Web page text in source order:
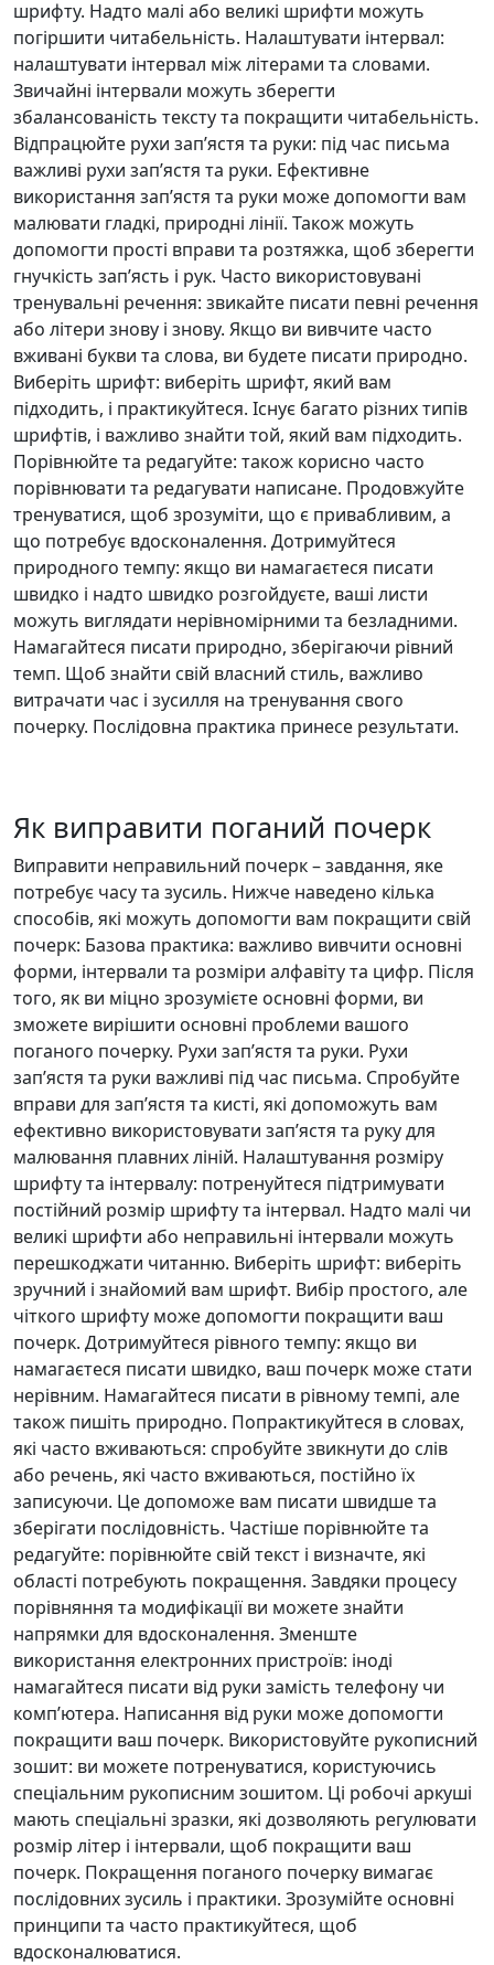
шрифту. Надто малі або великі шрифти можуть
погіршити читабельність. Налаштувати інтервал:
налаштувати інтервал між літерами та словами.
Звичайні інтервали можуть зберегти
збалансованість тексту та покращити читабельність.
Відпрацюйте рухи зап’ястя та руки: під час письма
важливі рухи зап’ястя та руки. Ефективне
використання зап’ястя та руки може допомогти вам
малювати гладкі, природні лінії. Також можуть
допомогти прості вправи та розтяжка, щоб зберегти
гнучкість зап’ясть і рук. Часто використовувані
тренувальні речення: звикайте писати певні речення
або літери знову і знову. Якщо ви вивчите часто
вживані букви та слова, ви будете писати природно.
Виберіть шрифт: виберіть шрифт, який вам
підходить, і практикуйтеся. Існує багато різних типів
шрифтів, і важливо знайти той, який вам підходить.
Порівнюйте та редагуйте: також корисно часто
порівнювати та редагувати написане. Продовжуйте
тренуватися, щоб зрозуміти, що є привабливим, а
що потребує вдосконалення. Дотримуйтеся
природного темпу: якщо ви намагаєтеся писати
швидко і надто швидко розгойдуєте, ваші листи
можуть виглядати нерівномірними та безладними.
Намагайтеся писати природно, зберігаючи рівний
темп. Щоб знайти свій власний стиль, важливо
витрачати час і зусилля на тренування свого
почерку. Послідовна практика принесе результати.
Як виправити поганий почерк
Виправити неправильний почерк – завдання, яке
потребує часу та зусиль. Нижче наведено кілька
способів, які можуть допомогти вам покращити свій
почерк: Базова практика: важливо вивчити основні
форми, інтервали та розміри алфавіту та цифр. Після
того, як ви міцно зрозумієте основні форми, ви
зможете вирішити основні проблеми вашого
поганого почерку. Рухи зап’ястя та руки. Рухи
зап’ястя та руки важливі під час письма. Спробуйте
вправи для зап’ястя та кисті, які допоможуть вам
ефективно використовувати зап’ястя та руку для
малювання плавних ліній. Налаштування розміру
шрифту та інтервалу: потренуйтеся підтримувати
постійний розмір шрифту та інтервал. Надто малі чи
великі шрифти або неправильні інтервали можуть
перешкоджати читанню. Виберіть шрифт: виберіть
зручний і знайомий вам шрифт. Вибір простого, але
чіткого шрифту може допомогти покращити ваш
почерк. Дотримуйтеся рівного темпу: якщо ви
намагаєтеся писати швидко, ваш почерк може стати
нерівним. Намагайтеся писати в рівному темпі, але
також пишіть природно. Попрактикуйтеся в словах,
які часто вживаються: спробуйте звикнути до слів
або речень, які часто вживаються, постійно їх
записуючи. Це допоможе вам писати швидше та
зберігати послідовність. Частіше порівнюйте та
редагуйте: порівнюйте свій текст і визначте, які
області потребують покращення. Завдяки процесу
порівняння та модифікації ви можете знайти
напрямки для вдосконалення. Зменште
використання електронних пристроїв: іноді
намагайтеся писати від руки замість телефону чи
комп’ютера. Написання від руки може допомогти
покращити ваш почерк. Використовуйте рукописний
зошит: ви можете потренуватися, користуючись
спеціальним рукописним зошитом. Ці робочі аркуші
мають спеціальні зразки, які дозволяють регулювати
розмір літер і інтервали, щоб покращити ваш
почерк. Покращення поганого почерку вимагає
послідовних зусиль і практики. Зрозумійте основні
принципи та часто практикуйтеся, щоб
вдосконалюватися.